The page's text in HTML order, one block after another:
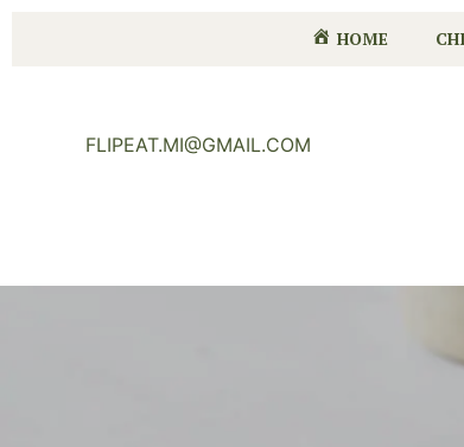
HOME
FLIPEAT.MI@GMAIL.COM